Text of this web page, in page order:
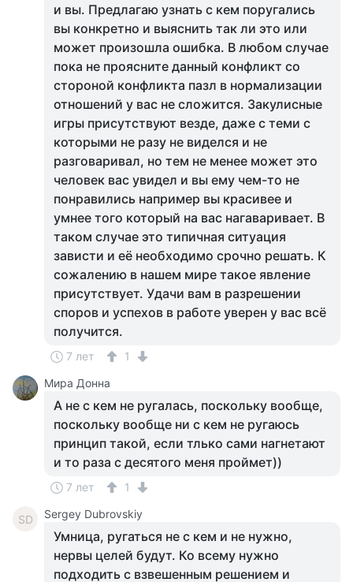
и вы. Предлагаю узнать с кем поругались
вы конкретно и выяснить так ли это или
может произошла ошибка. В любом случае
пока не проясните данный конфликт со
стороной конфликта пазл в нормализации
отношений у вас не сложится. Закулисные
игры присутствуют везде, даже с теми с
которыми не разу не виделся и не
разговаривал, но тем не менее может это
человек вас увидел и вы ему чем-то не
понравились например вы красивее и
умнее того который на вас нагаваривает. В
таком случае это типичная ситуация
зависти и её необходимо срочно решать. К
сожалению в нашем мире такое явление
присутствует. Удачи вам в разрешении
споров и успехов в работе уверен у вас всё
получится.
7 лет
1
Мира Донна
А не с кем не ругалась, поскольку вообще,
поскольку вообще ни с кем не ругаюсь
принцип такой, если тлько сами нагнетают
и то раза с десятого меня проймет))
7 лет 1
SD Sergey Dubrovskiy
Умница, ругаться не с кем и не нужно,
нервы целей будут. Ко всему нужно
подходить с взвешенным решением и